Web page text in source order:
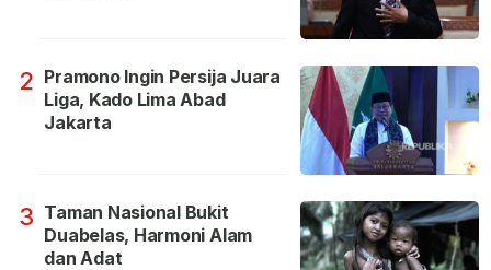
2 Pramono Ingin Persija Juara
Liga, Kado Lima Abad
Jakarta
3 Taman Nasional Bukit
Duabelas, Harmoni Alam
dan Adat